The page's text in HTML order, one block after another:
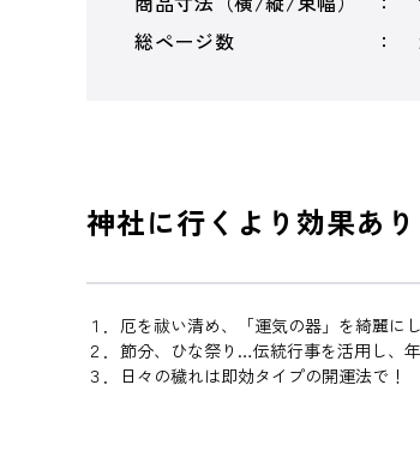
総ページ数
神社に行くより効果あ
１．厄を祓い清め、「運気の器」を綺麗に
２．節分、ひな祭り…伝統行事を活用し、
３．日々の穢れは即効タイプの開運法で！